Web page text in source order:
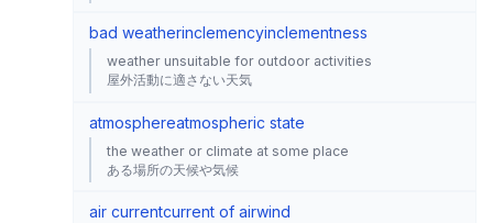
bad weatherinclemencyinclementness
weather unsuitable for outdoor activities
屋外活動に適さない天気
atmosphereatmospheric state
the weather or climate at some place
ある場所の天候や気候
air currentcurrent of airwind